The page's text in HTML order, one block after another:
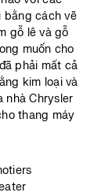
bằng cách vẽ
gỗ lê và gỗ
muốn cho
phải mất cả
kim loại và
nhà Chrysler
thang máy